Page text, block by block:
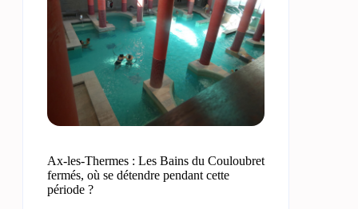
Ax-les-Thermes : Les Bains du Couloubret
fermés, où se détendre pendant cette
période ?